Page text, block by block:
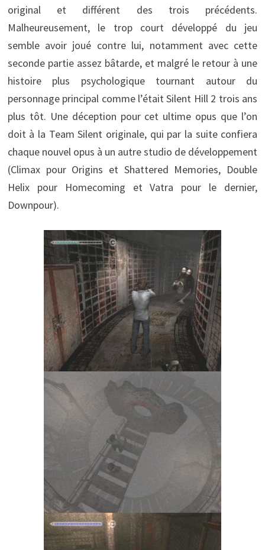
original et différent des trois précédents.
Malheureusement, le trop court développé du jeu
semble avoir joué contre lui, notamment avec cette
seconde partie assez bâtarde, et malgré le retour à une
histoire plus psychologique tournant autour du
personnage principal comme l’était Silent Hill 2 trois ans
plus tôt. Une déception pour cet ultime opus que l’on
doit à la Team Silent originale, qui par la suite confiera
chaque nouvel opus à un autre studio de développement
(Climax pour Origins et Shattered Memories, Double
Helix pour Homecoming et Vatra pour le dernier,
Downpour).